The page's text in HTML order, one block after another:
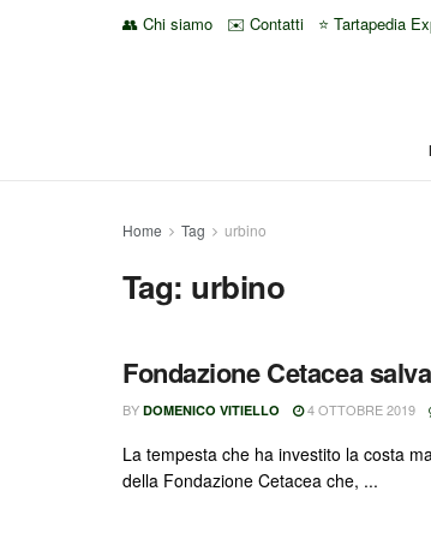
👥 Chi siamo ✉️ Contatti ⭐ Tartapedia
Home Tag urbino
Tag: urbino
Fondazione Cetacea
BY DOMENICO VITIELLO 4 OTTOBRE 2019
La tempesta che ha investito la costa
della Fondazione Cetacea che, ...